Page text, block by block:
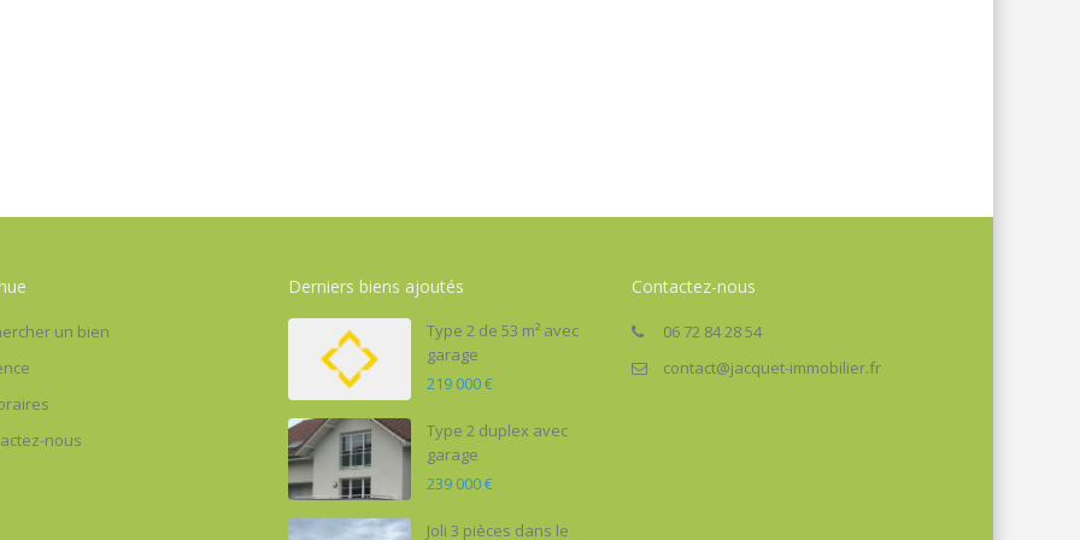
un bien
nous
Derniers biens ajoutés
Type 2 de 53 m² avec
garage
219 000 €
Type 2 duplex avec
garage
239 000 €
Joli 3 pièces dans le
Contactez-nous
06 72 84 28 54
contact@jacquet-immobilier.fr